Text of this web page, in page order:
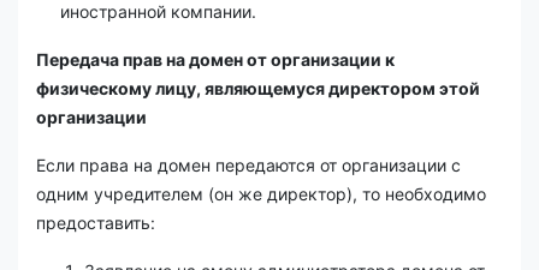
иностранной компании.
Передача прав на домен от организации к
физическому лицу, являющемуся директором этой
организации
Если права на домен передаются от организации с
одним учредителем (он же директор), то необходимо
предоставить: